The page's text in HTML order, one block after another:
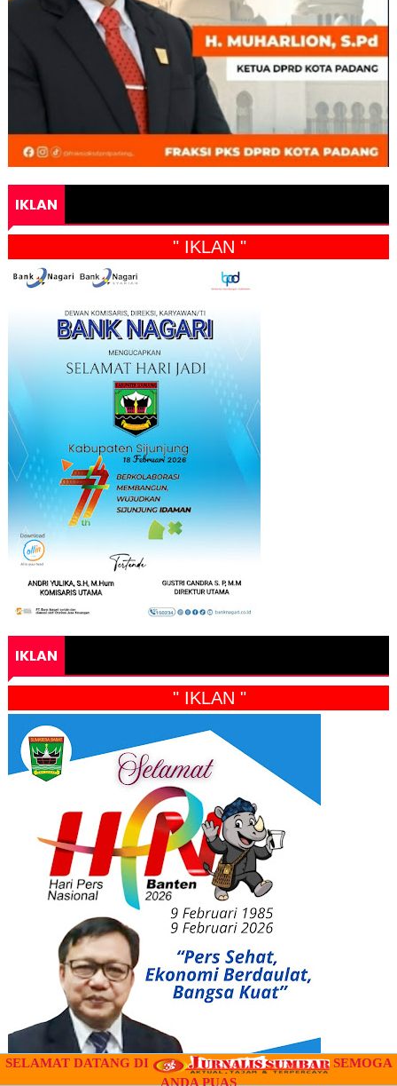
IKLAN
" IKLAN "
IKLAN
" IKLAN "
SELAMAT DATANG DI
SEMOGA
ANDA PUAS